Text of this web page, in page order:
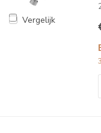
Vergelijk